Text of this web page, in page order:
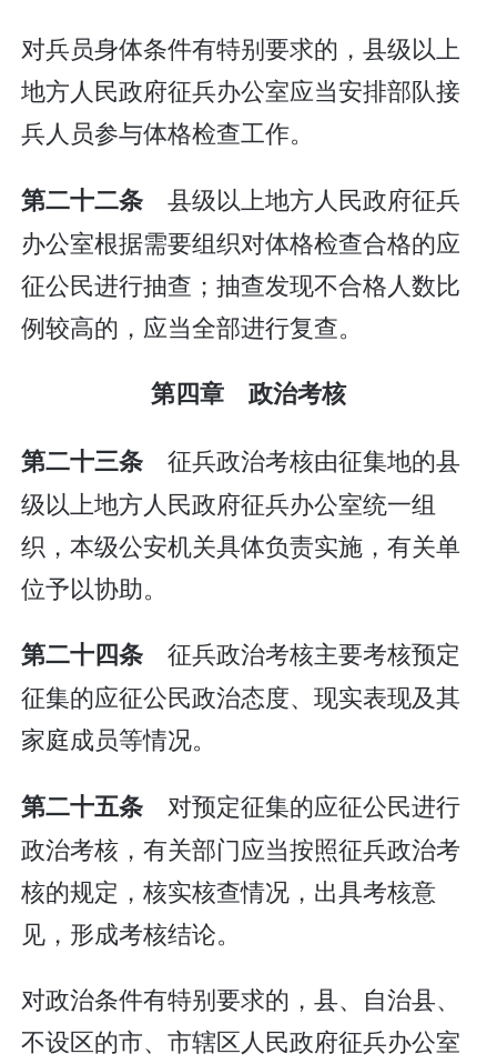
对兵员身体条件有特别要求的，县级以上
地方人民政府征兵办公室应当安排部队接
兵人员参与体格检查工作。
第二十二条 县级以上地方人民政府征兵
办公室根据需要组织对体格检查合格的应
征公民进行抽查；抽查发现不合格人数比
例较高的，应当全部进行复查。
第四章 政治考核
第二十三条 征兵政治考核由征集地的县
级以上地方人民政府征兵办公室统一组
织，本级公安机关具体负责实施，有关单
位予以协助。
第二十四条 征兵政治考核主要考核预定
征集的应征公民政治态度、现实表现及其
家庭成员等情况。
第二十五条 对预定征集的应征公民进行
政治考核，有关部门应当按照征兵政治考
核的规定，核实核查情况，出具考核意
见，形成考核结论。
对政治条件有特别要求的，县、自治县、
不设区的市、市辖区人民政府征兵办公室